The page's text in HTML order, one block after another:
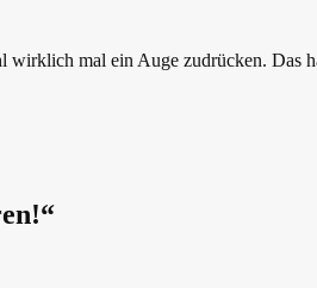
wirklich mal ein Auge zudrücken. Das